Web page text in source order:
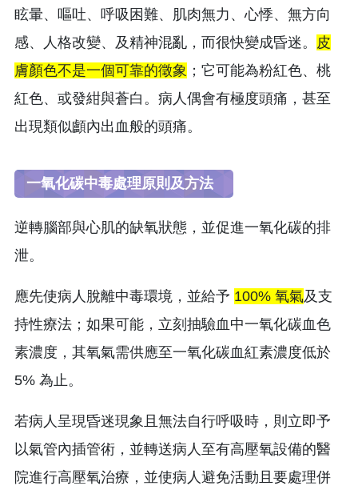
眩暈、嘔吐、呼吸困難、肌肉無力、心悸、無方向
感、人格改變、及精神混亂，而很快變成昏迷。 皮
膚顏色不是一個可靠的徵象 ；它可能為粉紅色、桃
紅色、或發紺與蒼白。病人偶會有極度頭痛，甚至
出現類似顱內出血般的頭痛。
一氧化碳中毒處理原則及方法
逆轉腦部與心肌的缺氧狀態，並促進一氧化碳的排
泄。
應先使病人脫離中毒環境，並給予 100% 氧氣及支
持性療法；如果可能，立刻抽驗血中一氧化碳血色
素濃度，其氧氣需供應至一氧化碳血紅素濃度低於
5% 為止。
若病人呈現昏迷現象且無法自行呼吸時，則立即予
以氣管內插管術，並轉送病人至有高壓氧設備的醫
院進行高壓氧治療，並使病人避免活動且要處理併